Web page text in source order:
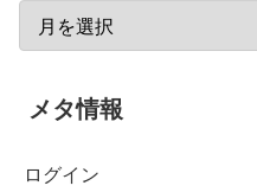
メタ情報
ログイン